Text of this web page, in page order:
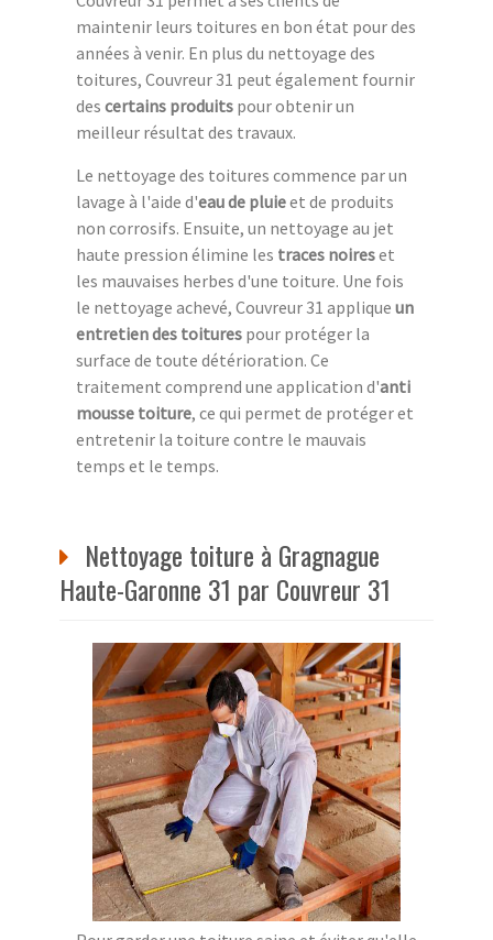
maintenir leurs toitures en bon état pour des
années à venir. En plus du nettoyage des
toitures, Couvreur 31 peut également fournir
des certains produits pour obtenir un
meilleur résultat des travaux.
Le nettoyage des toitures commence par un
lavage à l'aide d'eau de pluieet de produits
non corrosifs. Ensuite, un nettoyage au jet
haute pression élimine les traces noireset
les mauvaises herbes d'une toiture. Une fois
le nettoyage achevé, Couvreur 31 applique un
entretien des toitures pour protéger la
surface de toute détérioration. Ce
traitement comprend une application d'anti
mousse toiture, ce qui permet de protéger et
entretenir la toiture contre le mauvais
temps et le temps.
Nettoyage toiture à Gragnague
Haute-Garonne 31 par Couvreur 31